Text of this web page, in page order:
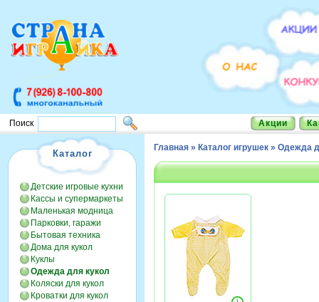
Поиск Акции
Каталог
Детские игровые кухни
Кассы и супермаркеты
Маленькая модница
Парковки, гаражи
Бытовая техника
Дома для кукол
Куклы
Одежда для кукол
Коляски для кукол
Кроватки для кукол
Главная » Каталог игрушек » Одежда